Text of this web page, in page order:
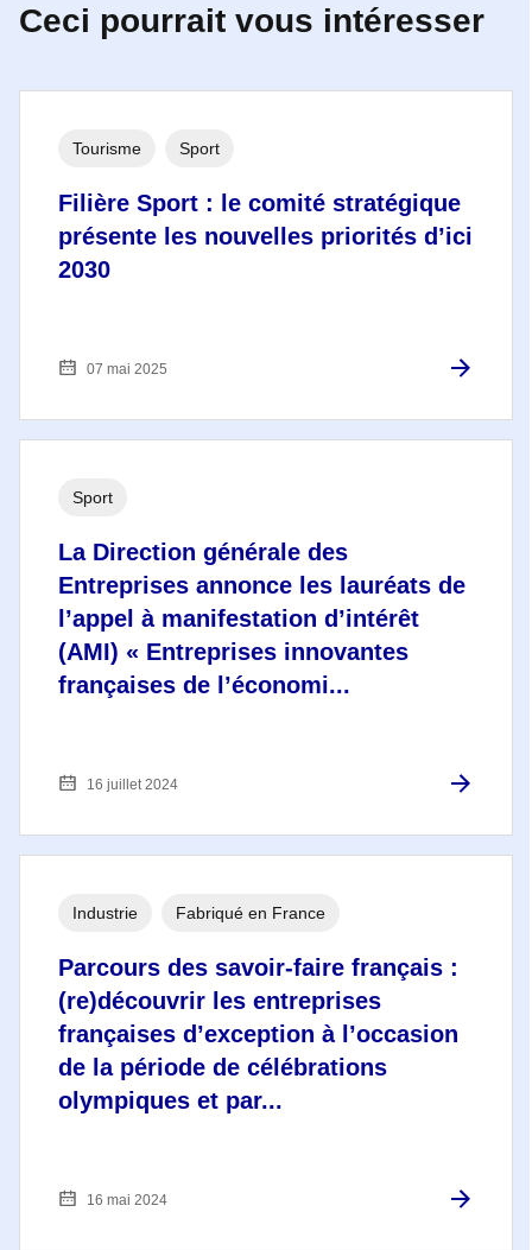
Ceci pourrait vous intéresser
Filière Sport : le comité stratégique
présente les nouvelles priorités d’ici
2030
Tourisme Sport
07 mai 2025
La Direction générale des
Entreprises annonce les lauréats de
l’appel à manifestation d’intérêt
(AMI) « Entreprises innovantes
françaises de l’économi...
Sport
16 juillet 2024
Parcours des savoir-faire français :
(re)découvrir les entreprises
françaises d’exception à l’occasion
de la période de célébrations
olympiques et par...
Industrie Fabriqué en France
16 mai 2024